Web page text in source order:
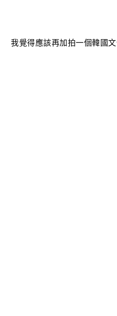
我覺得應該再加拍一個韓國